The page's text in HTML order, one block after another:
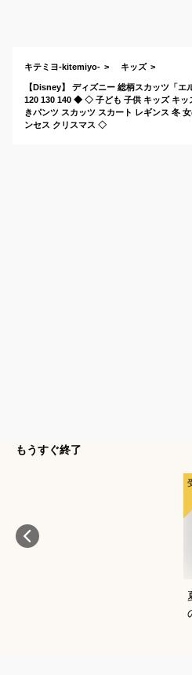
キテミヨ-kitemiyo- キッズ
【Disney】 ディズニー 総柄スカッツ「
120 130 140 ◆ ◇ 子ども 子供 キッズ キッ
きパンツ スカッツ スカート レギンス 冬
ンセス クリスマス ◇
もうすぐ終了